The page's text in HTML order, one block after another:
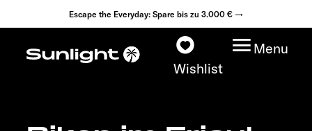
Escape the Everyday: Spare bis zu 3.000 € →
Wishlist
Menu